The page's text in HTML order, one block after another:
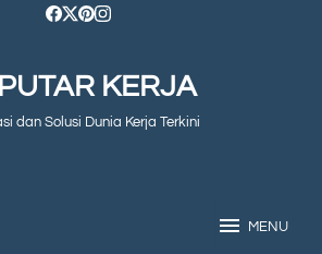
KERJA
dan Solusi Dunia Kerja Terkini
MENU